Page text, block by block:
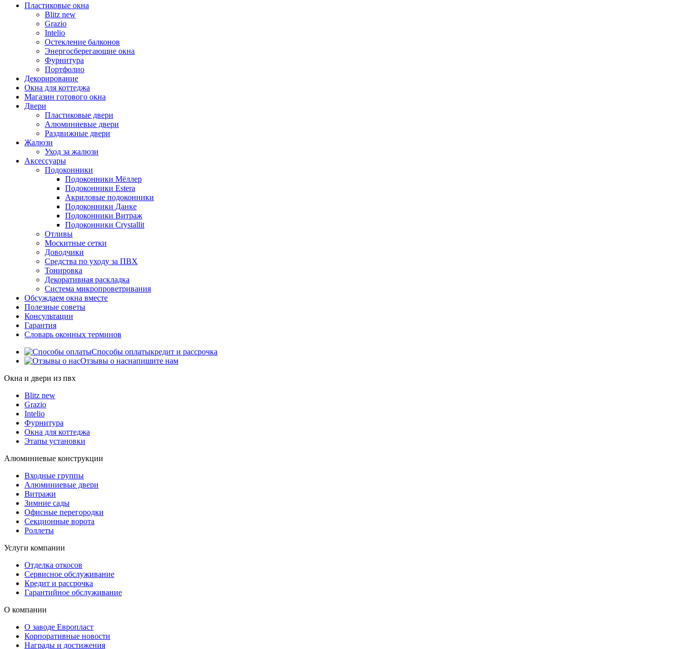
Пластиковые окна
Blitz new
Grazio
Intelio
Остекление балконов
Энергосберегающие окна
Фурнитура
Портфолио
Декорирование
Окна для коттеджа
Магазин готового окна
Двери
Пластиковые двери
Алюминиевые двери
Раздвижные двери
Жалюзи
Уход за жалюзи
Аксессуары
Подоконники
Подоконники Мёллер
Подоконники Estera
Акриловые подоконники
Подоконники Данке
Подоконники Витраж
Подоконники Crystallit
Отливы
Москитные сетки
Доводчики
Средства по уходу за ПВХ
Тонировка
Декоративная раскладка
Система микропроветривания
Обсуждаем окна вместе
Полезные советы
Консультации
Гарантия
Словарь оконных терминов
Способы оплатыкредит и рассрочка
Отзывы о наснапишите нам
Окна и двери из пвх
Blitz new
Grazio
Intelio
Фурнитура
Окна для коттеджа
Этапы установки
Алюминиевые конструкции
Входные группы
Алюминиевые двери
Витражи
Зимние сады
Офисные перегородки
Секционные ворота
Роллеты
Услуги компании
Отделка откосов
Сервисное обслуживание
Кредит и рассрочка
Гарантийное обслуживание
О компании
О заводе Европласт
Корпоративные новости
Награды и достижения